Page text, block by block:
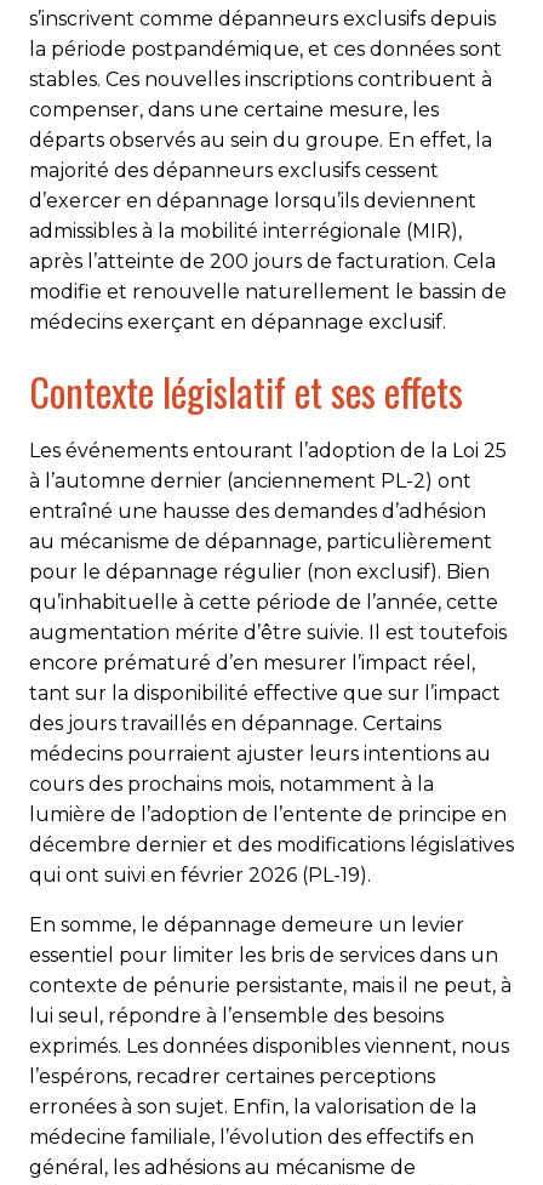
s’inscrivent comme dépanneurs exclusifs depuis
la période postpandémique, et ces données sont
stables. Ces nouvelles inscriptions contribuent à
compenser, dans une certaine mesure, les
départs observés au sein du groupe. En effet, la
majorité des dépanneurs exclusifs cessent
d’exercer en dépannage lorsqu’ils deviennent
admissibles à la mobilité interrégionale (MIR),
après l’atteinte de 200 jours de facturation. Cela
modifie et renouvelle naturellement le bassin de
médecins exerçant en dépannage exclusif.
Contexte législatif et ses effets
Les événements entourant l’adoption de la Loi 25
à l’automne dernier (anciennement PL-2) ont
entraîné une hausse des demandes d’adhésion
au mécanisme de dépannage, particulièrement
pour le dépannage régulier (non exclusif). Bien
qu’inhabituelle à cette période de l’année, cette
augmentation mérite d’être suivie. Il est toutefois
encore prématuré d’en mesurer l’impact réel,
tant sur la disponibilité effective que sur l’impact
des jours travaillés en dépannage. Certains
médecins pourraient ajuster leurs intentions au
cours des prochains mois, notamment à la
lumière de l’adoption de l’entente de principe en
décembre dernier et des modifications législatives
qui ont suivi en février 2026 (PL-19).
En somme, le dépannage demeure un levier
essentiel pour limiter les bris de services dans un
contexte de pénurie persistante, mais il ne peut, à
lui seul, répondre à l’ensemble des besoins
exprimés. Les données disponibles viennent, nous
l’espérons, recadrer certaines perceptions
erronées à son sujet. Enfin, la valorisation de la
médecine familiale, l’évolution des effectifs en
général, les adhésions au mécanisme de